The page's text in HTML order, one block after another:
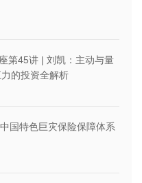
第45讲 | 刘凯：主动与量
的投资全解析
国特色巨灾保险保障体系